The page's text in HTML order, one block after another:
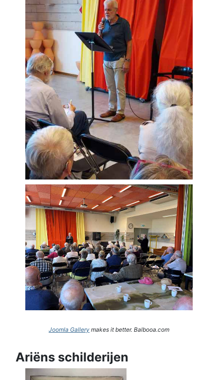
Joomla Gallery makes it better. Balbooa.com
Ariëns schilderijen